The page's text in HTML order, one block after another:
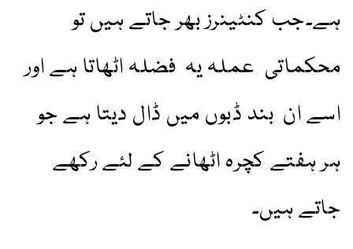
ہے۔جب کنٹینرز بھر جاتے ہیں تو
محکماتی عملہ یہ فضلہ اٹھاتا ہے اور
اسے ان بند ڈبوں میں ڈال دیتا ہے جو
ہر ہفتے کچرہ اٹھانے کے لئے رکھے
جاتے ہیں۔